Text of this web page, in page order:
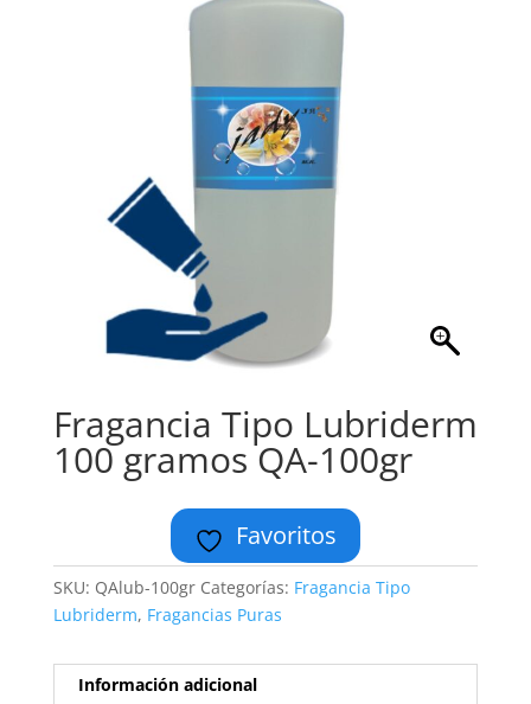
Fragancia Tipo Lubriderm
100 gramos QA-100gr
Favoritos
SKU: QAlub-100gr Categorías: Fragancia Tipo
Lubriderm, Fragancias Puras
Información adicional